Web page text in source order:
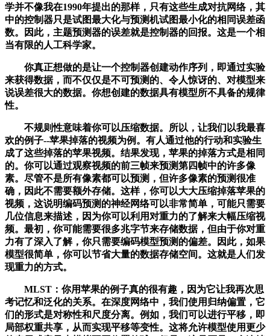
学并不像我在1990年提出的那样，只有这些生成对抗网络，其
中的控制器只是试图最大化与预测机试图最小化的相同误差函
数。因此，主题预测器的误差就是控制器的回报。这是一个相
当有限的人工科学家。
你真正想做的是让一个控制器创建动作序列，即通过实验
来获得数据，而不仅仅是不可预测的、令人惊讶的、对模型来
说误差很大的数据。你想创建的数据具有模型所不具备的规律
性。
不规则性意味着你可以压缩数据。所以，让我们以我最喜
欢的例子--苹果掉落的视频为例。有人通过他的行动和实验生
成了这些掉落的苹果视频。结果发现，苹果的掉落方式是相同
的。你可以通过观察视频的前三帧来预测第四帧中的许多像
素。尽管不是所有像素都可以预测，但许多像素的预测很准
确，因此不需要额外存储。这样，你可以大大压缩掉落苹果的
视频，这说明编码预测的神经网络可以非常简单，可能只需要
几位信息来描述，因为你可以利用对重力的了解来大幅压缩视
频。最初，你可能需要很多兆字节来存储数据，但由于你对重
力有了深入了解，你只需要编码模型预测的偏差。因此，如果
模型很简单，你可以节省大量的数据存储空间。这就是人们发
现重力的方式。
MLST：你用苹果的例子真的很有趣，因为它让我再次思
考记忆和泛化的关系。在深度网络中，我们使用归纳偏置，它
们的形式是对称性和尺度分离。例如，我们可以进行平移，即
局部权重共享，从而实现平移等变性。这将允许模型使用更少